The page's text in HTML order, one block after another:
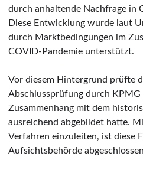
durch anhaltende Nachfrage in
Diese Entwicklung wurde laut
durch Marktbedingungen im
COVID-Pandemie unterstützt.
Vor diesem Hintergrund prüfte
Abschlussprüfung durch
Zusammenhang mit dem
ausreichend abgebildet hatte.
Verfahren einzuleiten, ist diese
Aufsichtsbehörde